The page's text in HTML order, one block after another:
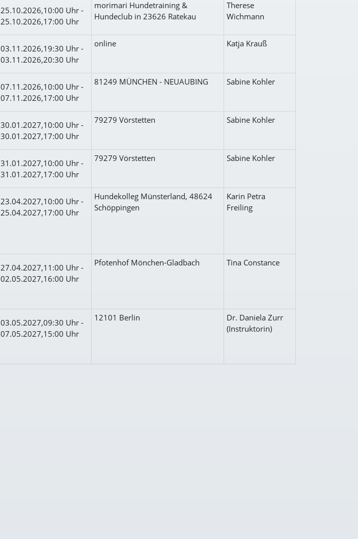
25.10.2026,10:00 Uhr -
25.10.2026,17:00 Uhr
morimari Hundetraining &
Hundeclub in 23626 Ratekau
Therese
Wichmann
03.11.2026,19:30 Uhr -
03.11.2026,20:30 Uhr
online Katja Krauß
07.11.2026,10:00 Uhr -
07.11.2026,17:00 Uhr
81249 MÜNCHEN - NEUAUBING Sabine Kohler
30.01.2027,10:00 Uhr -
30.01.2027,17:00 Uhr
79279 Vörstetten Sabine Kohler
31.01.2027,10:00 Uhr -
31.01.2027,17:00 Uhr
79279 Vörstetten Sabine Kohler
23.04.2027,10:00 Uhr -
25.04.2027,17:00 Uhr
Hundekolleg Münsterland, 48624
Schöppingen
Karin Petra
Freiling
27.04.2027,11:00 Uhr -
02.05.2027,16:00 Uhr
Pfotenhof Mönchen-Gladbach Tina Constance
03.05.2027,09:30 Uhr -
07.05.2027,15:00 Uhr
12101 Berlin
Dr. Daniela Zurr
(Instruktorin)